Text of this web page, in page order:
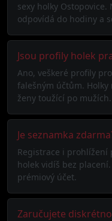
sexy holky
odpovídá do hodiny a
Jsou profily holek
Ano, veškeré profily
falešným účtům. Holky
ženy toužící po mužích.
Je seznamka
Registrace i prohlížení
holek vidíš bez
prémiový účet.
Zaručujete